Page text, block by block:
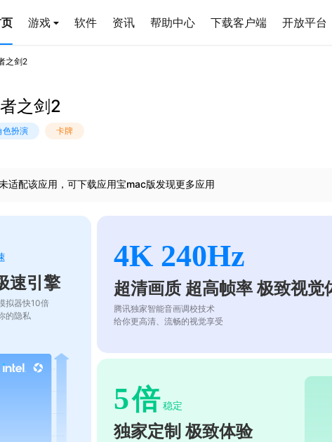
游戏 软件 资讯 帮助中心 下载客户端 开放平台
之剑2
之剑2
色扮演 卡牌
适配该应用，可下载应用宝mac版发现更多应用
速引擎
拟器快10倍
的隐私
4K 240Hz
超清画质 超高帧率 极致视觉
腾讯独家智能音画调校技术
给你更高清、流畅的视觉享受
5倍 稳定
独家定制 极致体验